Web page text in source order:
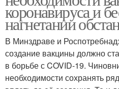
коронавируса и
нагнетании
В Минздраве и
создание вакцины должно
в борьбе с COVID-19.
необходимости сохранять